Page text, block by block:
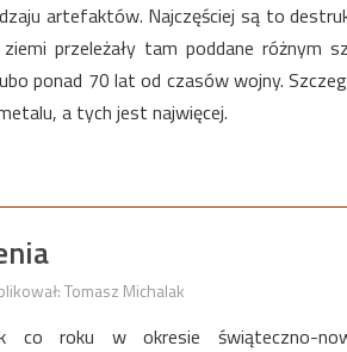
artefaktów. Najczęściej są to
przeleżały tam poddane różnym
ponad 70 lat od czasów wojny.
a tych jest najwięcej.
Tomasz Michalak
co roku w okresie świąteczno-